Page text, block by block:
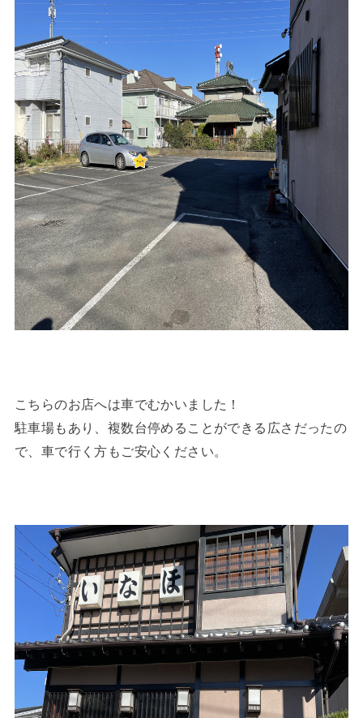
こちらのお店へは車でむかいました！
駐車場もあり、複数台停めることができる広さだったの
で、車で行く方もご安心ください。